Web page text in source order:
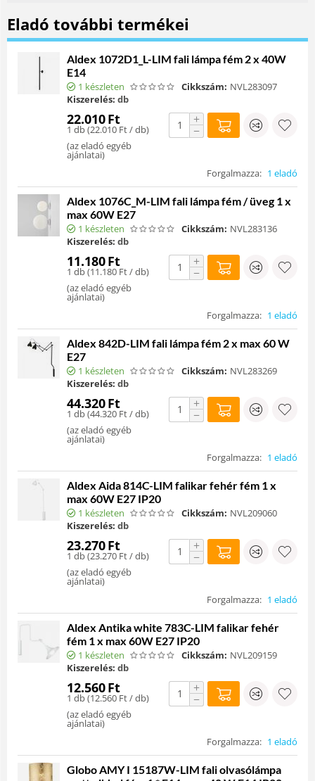
Eladó további termékei
Aldex 1072D1_L-LIM fali lámpa fém 2 x 40W
E14
1 készleten Cikkszám: NVL283097
Kiszerelés: db
22.010Ft
1 db (22.010 Ft/ db)
(az eladó egyéb
ajánlatai)
+
−
Forgalmazza: 1 eladó
Aldex 1076C_M-LIM fali lámpa fém / üveg 1 x
max 60W E27
1 készleten Cikkszám: NVL283136
Kiszerelés: db
11.180Ft
1 db (11.180 Ft/ db)
(az eladó egyéb
ajánlatai)
+
−
Forgalmazza: 1 eladó
Aldex 842D-LIM fali lámpa fém 2 x max 60 W
E27
1 készleten Cikkszám: NVL283269
Kiszerelés: db
44.320Ft
1 db (44.320 Ft/ db)
(az eladó egyéb
ajánlatai)
+
−
Forgalmazza: 1 eladó
Aldex Aida 814C-LIM falikar fehér fém 1 x
max 60W E27 IP20
1 készleten Cikkszám: NVL209060
Kiszerelés: db
23.270Ft
1 db (23.270 Ft/ db)
(az eladó egyéb
ajánlatai)
+
−
Forgalmazza: 1 eladó
Aldex Antika white 783C-LIM falikar fehér
fém 1 x max 60W E27 IP20
1 készleten Cikkszám: NVL209159
Kiszerelés: db
12.560Ft
1 db (12.560 Ft/ db)
(az eladó egyéb
ajánlatai)
+
−
Forgalmazza: 1 eladó
Globo AMY I 15187W-LIM fali olvasólámpa